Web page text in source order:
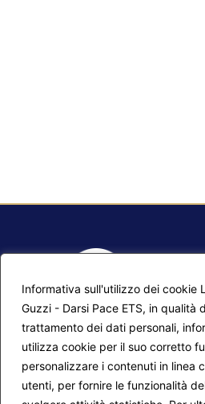
Informativa sull'utilizzo dei cookie
Guzzi - Darsi Pace ETS, in qualità
trattamento dei dati personali,
utilizza cookie per il suo corretto
personalizzare i contenuti in linea
utenti, per fornire le funzionalità
Mappa del sito Calendario